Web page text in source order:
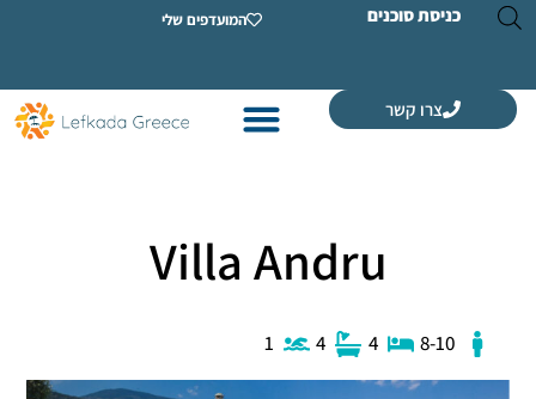
סוכנים המועדפים שלי
קשר
Villa Andru
4
4
1